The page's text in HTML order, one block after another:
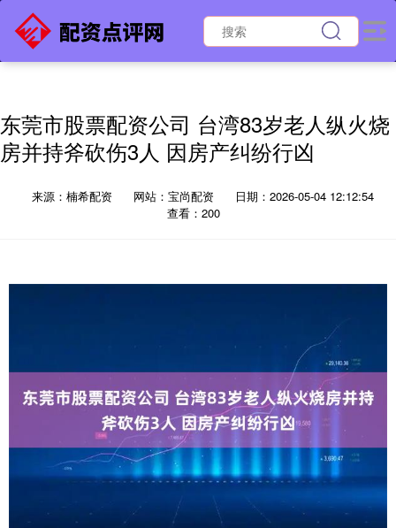
东莞市股票配资公司 台湾83岁老人纵火烧
房并持斧砍伤3人 因房产纠纷行凶
来源：楠希配资 网站：宝尚配资
日期：2026-05-04 12:12:54
查看：200